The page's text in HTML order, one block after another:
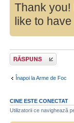
Thank you!
like to
Răspunde
Înapoi la Arme de Foc
CINE ESTE CONECTAT
Utilizatorii ce navighează